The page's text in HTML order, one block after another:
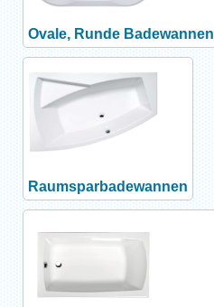
Ovale, Runde Badewannen
Raumsparbadewannen